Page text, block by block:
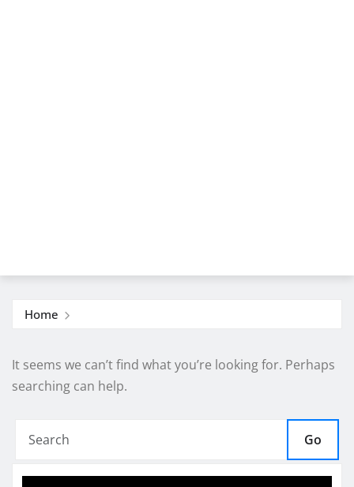
Home
It seems we can’t find what you’re looking for. Perhaps
searching can help.
Go